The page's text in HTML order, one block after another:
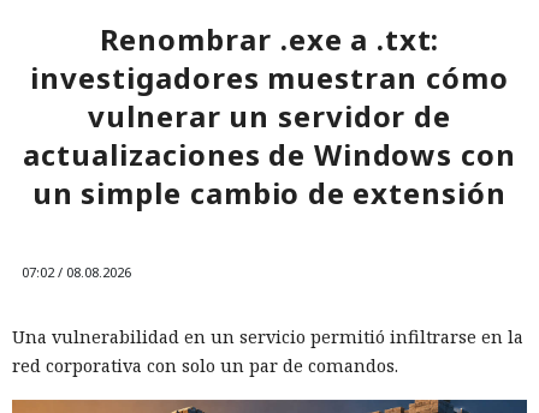
Renombrar .exe a .txt:
investigadores muestran cómo
vulnerar un servidor de
actualizaciones de Windows con
un simple cambio de extensión
07:02 / 08.08.2026
Una vulnerabilidad en un servicio permitió infiltrarse en la
red corporativa con solo un par de comandos.